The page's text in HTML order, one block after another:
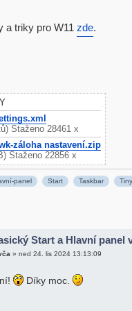
a triky pro W11 zde.
Staženo 28461 x
záloha nastavení.zip
Staženo 22856 x
panel Start Taskbar
Start a Hlavní panel
» ned 24. lis 2024 13:13:09
Díky moc.